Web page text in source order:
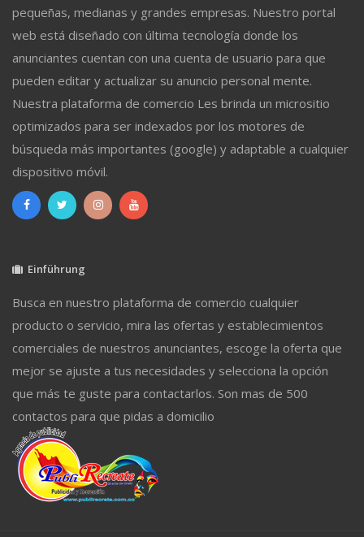
pequeñas, medianas y grandes empresas. Nuestro portal
web está diseñado con última tecnología donde los
anunciantes cuentan con una cuenta de usuario para que
pueden editar y actualizar su anuncio personal mente.
Nuestra plataforma de comercio Les brinda un micrositio
optimizados para ser indexados por los motores de
búsqueda más importantes (google) y adaptable a cualquier
dispositivo móvil.
Einführung
Busca en nuestro plataforma de comercio cualquier
producto o servicio, mira las ofertas y establecimientos
comerciales de nuestros anunciantes, escoge la oferta que
mejor se ajuste a tus necesidades y selecciona la opción
que más te guste para contactarlos. Son mas de 500
contactos para que pidas a domicilio